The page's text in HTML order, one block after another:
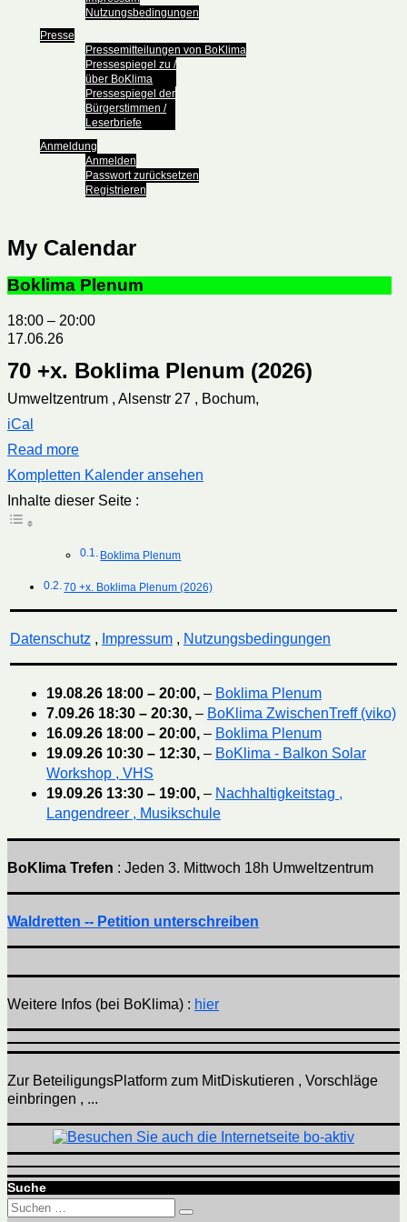
Nutzungsbedingungen
Presse
Pressemitteilungen von BoKlima
Pressespiegel zu /
über BoKlima
Pressespiegel der
Bürgerstimmen /
Leserbriefe
Anmeldung
Anmelden
Passwort zurücksetzen
Registrieren
My Calendar
Boklima Plenum
18:00 – 20:00
17.06.26
70 +x. Boklima Plenum (2026)
Umweltzentrum , Alsenstr 27 , Bochum,
iCal
Read more
Kompletten Kalender ansehen
Inhalte dieser Seite :
Boklima Plenum
70 +x. Boklima Plenum (2026)
Datenschutz , Impressum, Nutzungsbedingungen
19.08.26 18:00 – 20:00, – Boklima Plenum
7.09.26 18:30 – 20:30, – BoKlima ZwischenTreff (viko)
16.09.26 18:00 – 20:00, – Boklima Plenum
19.09.26 10:30 – 12:30, – BoKlima - Balkon Solar
Workshop , VHS
19.09.26 13:30 – 19:00, – Nachhaltigkeitstag ,
Langendreer , Musikschule
BoKlima Trefen : Jeden 3. Mittwoch 18h Umweltzentrum
Waldretten -- Petition unterschreiben
Weitere Infos (bei BoKlima) : hier
Zur BeteiligungsPlatform zum MitDiskutieren , Vorschläge
einbringen , ...
Suche
Suchen
Suchen